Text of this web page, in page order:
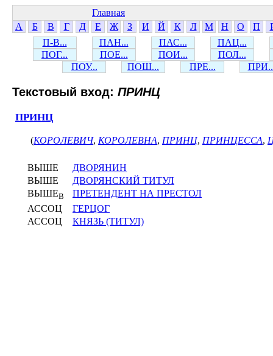
Главная
А
Б В Г Д Е Ж З И Й К Л М Н О П
П-В...
ПАН... ПАС...
ПАЦ...
ПОГ...
ПОЕ... ПОИ...
ПОЛ...
ПОУ...
ПОШ... ПРЕ...
Текстовый вход: ПРИНЦ
ПРИНЦ
(КОРОЛЕВИЧ, КОРОЛЕВНА, ПРИНЦ, ПРИНЦЕССА,
ВЫШЕ
ДВОРЯНИН
ВЫШЕ
ДВОРЯНСКИЙ ТИТУЛ
ВЫШЕВ
ПРЕТЕНДЕНТ НА ПРЕСТОЛ
АССОЦ
ГЕРЦОГ
АССОЦ
КНЯЗЬ (ТИТУЛ)